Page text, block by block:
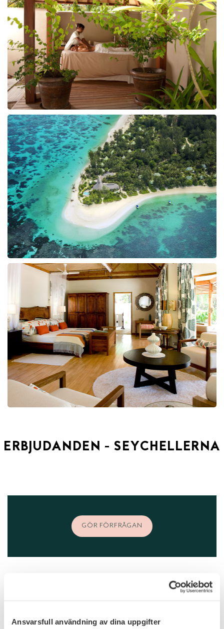
Ansvarsfull användning av dina uppgifter
ERBJUDANDEN - SEYCHELLERNA
GÖR FÖRFRÅGAN
FLER HOTELL - SEYCHELLERNA